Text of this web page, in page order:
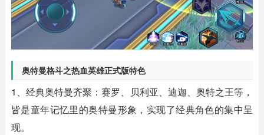
奥特曼格斗之热血英雄正式版特色
1、经典奥特曼齐聚：赛罗、贝利亚、迪迦、奥特之王等，
皆是童年记忆里的奥特曼形象，实现了经典角色的集中呈
现。